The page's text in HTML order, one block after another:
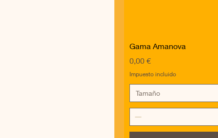
Gama Amanova
Precio
0,00 €
Impuesto incluido
Tamaño